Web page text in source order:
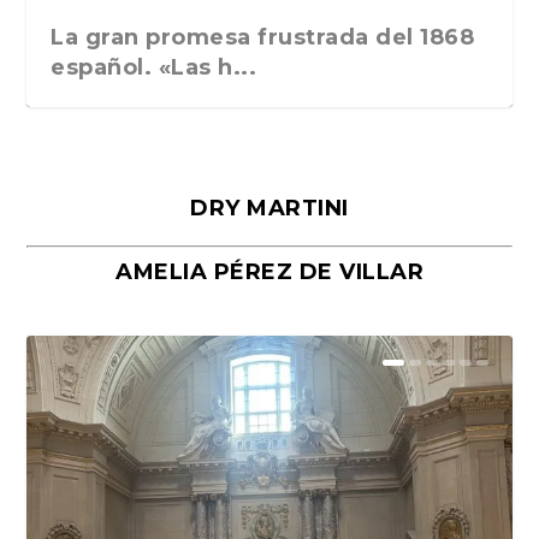
La gran promesa frustrada del 1868
español. «Las h...
Málaga, verso en azul, de Rafael
Porras y Salvador...
«La cocina hebrea. Alimentación
del pueblo judío e...
DRY MARTINI
AMELIA PÉREZ DE VILLAR